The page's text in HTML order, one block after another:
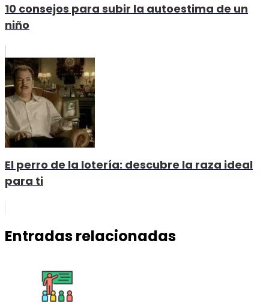
10 consejos para subir la autoestima de un
niño
El perro de la lotería: descubre la raza ideal
para ti
Entradas relacionadas